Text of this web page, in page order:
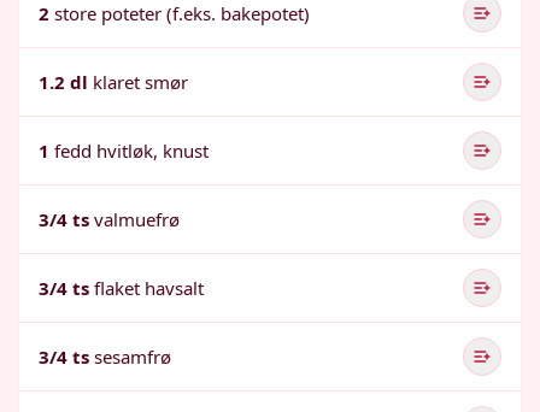
2 store poteter (f.eks. bakepotet)
1.2 dl klaret smør
1 fedd hvitløk, knust
3/4 ts valmuefrø
3/4 ts flaket havsalt
3/4 ts sesamfrø